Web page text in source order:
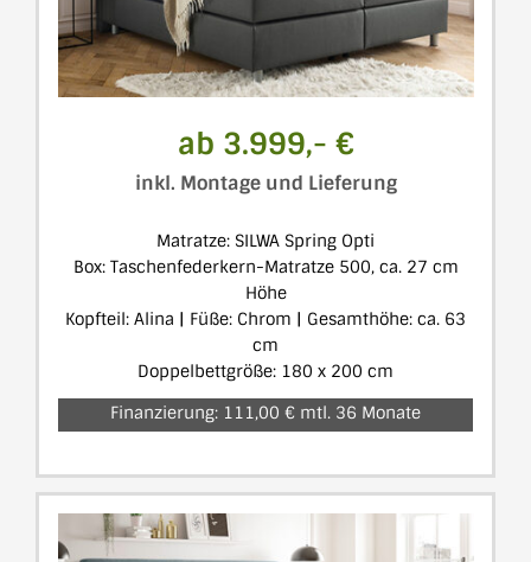
ab 3.999,- €
inkl. Montage und Lieferung
Matratze: SILWA Spring Opti
Box: Taschenfederkern-Matratze 500, ca. 27 cm
Höhe
Kopfteil: Alina | Füße: Chrom | Gesamthöhe: ca. 63
cm
Doppelbettgröße: 180 x 200 cm
Finanzierung: 111,00 € mtl. 36 Monate